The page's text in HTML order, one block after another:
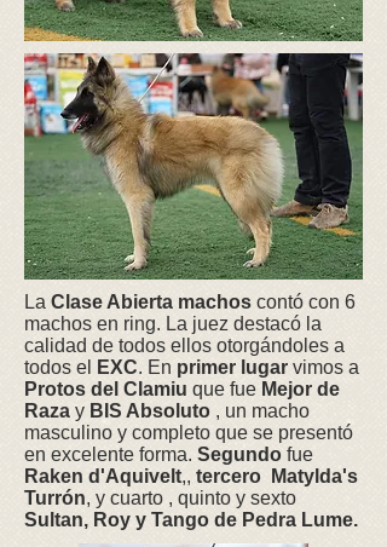
La Clase Abierta machos contó con 6
machos en ring. La juez destacó la
calidad de todos ellos otorgándoles a
todos el
EXC. En primer lugar vimos a
Protos del Clamiu que fue Mejor de
Raza y BIS Absoluto , un macho
masculino y completo que se presentó
en excelente forma. Segundo fue
Raken d'Aquivelt,, tercero Matylda's
Turrón, y cuarto , quinto y sexto
Sultan, Roy y Tango de Pedra Lume.